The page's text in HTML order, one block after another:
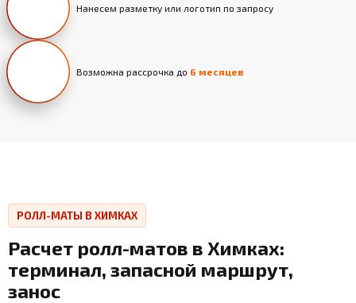
Нанесем разметку или логотип по запросу
Возможна рассрочка до 6 месяцев
РОЛЛ-МАТЫ В ХИМКАХ
Расчет ролл-матов в Химках:
терминал, запасной маршрут,
занос